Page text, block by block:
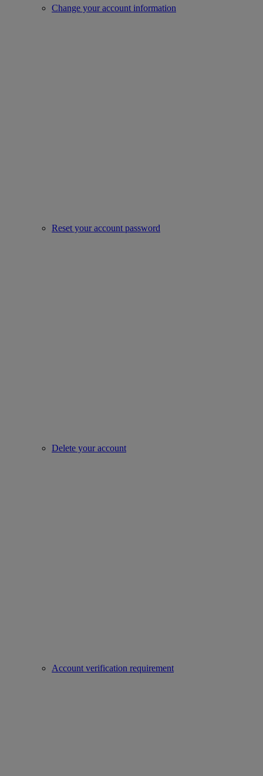
Change your account information
Reset your account password
Delete your account
Account verification requirement